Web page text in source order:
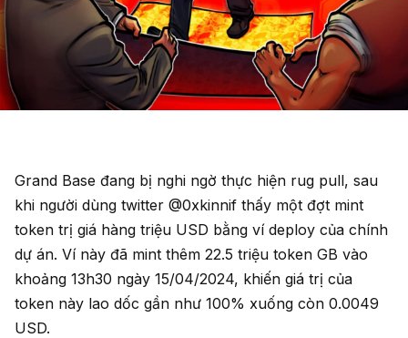
Grand Base đang bị nghi ngờ thực hiện rug pull, sau
khi người dùng twitter @0xkinnif thấy một đợt mint
token trị giá hàng triệu USD bằng ví deploy của chính
dự án. Ví này đã mint thêm 22.5 triệu token GB vào
khoảng 13h30 ngày 15/04/2024, khiến giá trị của
token này lao dốc gần như 100% xuống còn 0.0049
USD.